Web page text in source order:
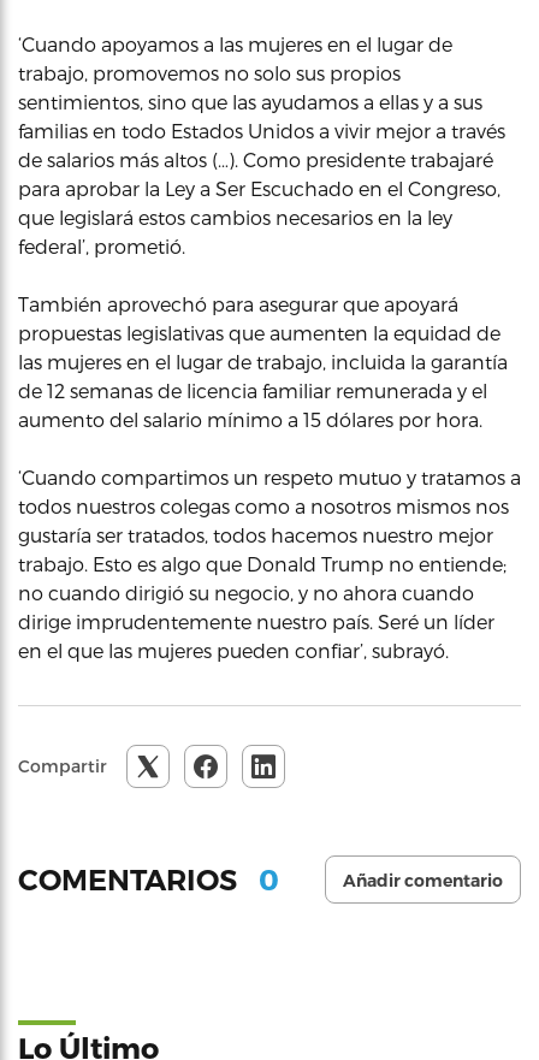
‘Cuando apoyamos a las mujeres en el lugar de
trabajo, promovemos no solo sus propios
sentimientos, sino que las ayudamos a ellas y a sus
familias en todo Estados Unidos a vivir mejor a través
de salarios más altos (…). Como presidente trabajaré
para aprobar la Ley a Ser Escuchado en el Congreso,
que legislará estos cambios necesarios en la ley
federal’, prometió.
También aprovechó para asegurar que apoyará
propuestas legislativas que aumenten la equidad de
las mujeres en el lugar de trabajo, incluida la garantía
de 12 semanas de licencia familiar remunerada y el
aumento del salario mínimo a 15 dólares por hora.
‘Cuando compartimos un respeto mutuo y tratamos a
todos nuestros colegas como a nosotros mismos nos
gustaría ser tratados, todos hacemos nuestro mejor
trabajo. Esto es algo que Donald Trump no entiende;
no cuando dirigió su negocio, y no ahora cuando
dirige imprudentemente nuestro país. Seré un líder
en el que las mujeres pueden confiar’, subrayó.
Compartir
COMENTARIOS 0 Añadir comentario
Lo Último